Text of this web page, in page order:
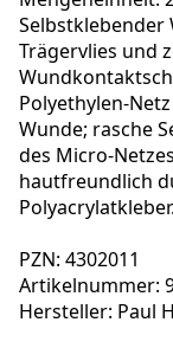
Selbstklebender
Trägervlies und
Polyethylen-
Wunde; rasche
des Micro-
hautfreundlich
Polyacrylatkleber.
PZN: 4302011
Artikelnummer:
Hersteller: Paul